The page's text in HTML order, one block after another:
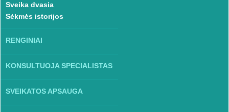
Sveika dvasia
Sėkmės istorijos
RENGINIAI
KONSULTUOJA SPECIALISTAS
SVEIKATOS APSAUGA